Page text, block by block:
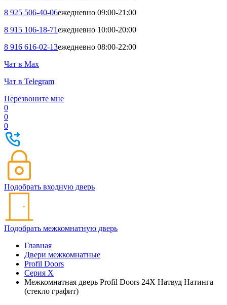
8 925 506-40-06ежедневно 09:00-21:00
8 915 106-18-71ежедневно 10:00-20:00
8 916 616-02-13ежедневно 08:00-22:00
Чат в Max
Чат в Telegram
Перезвоните мне
0
0
0
Подобрать входную дверь
Подобрать межкомнатную дверь
Главная
Двери межкомнатные
Profil Doors
Серия X
Межкомнатная дверь Profil Doors 24X Натвуд Натинга
(стекло графит)